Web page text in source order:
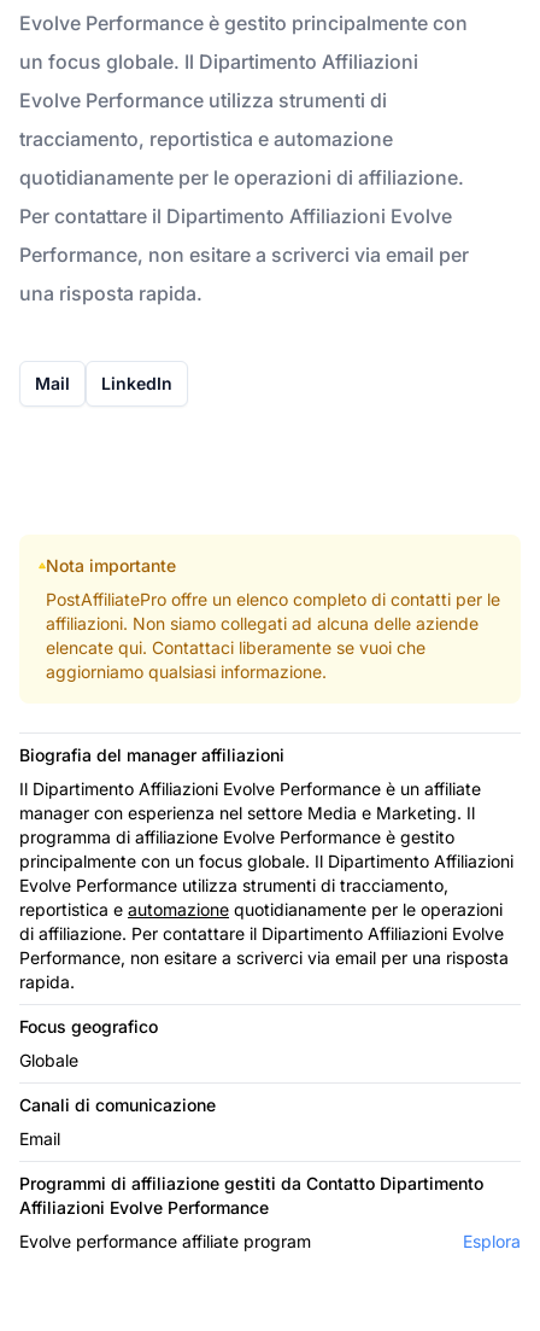
Evolve Performance è gestito principalmente con
un focus globale. Il Dipartimento Affiliazioni
Evolve Performance utilizza strumenti di
tracciamento, reportistica e automazione
quotidianamente per le operazioni di affiliazione.
Per contattare il Dipartimento Affiliazioni Evolve
Performance, non esitare a scriverci via email per
una risposta rapida.
Mail LinkedIn
Nota importante
PostAffiliatePro offre un elenco completo di contatti per le
affiliazioni. Non siamo collegati ad alcuna delle aziende
elencate qui. Contattaci liberamente se vuoi che
aggiorniamo qualsiasi informazione.
Biografia del manager affiliazioni
Il Dipartimento Affiliazioni Evolve Performance è un affiliate
manager con esperienza nel settore Media e Marketing. Il
programma di affiliazione Evolve Performance è gestito
principalmente con un focus globale. Il Dipartimento Affiliazioni
Evolve Performance utilizza strumenti di tracciamento,
reportistica e automazione quotidianamente per le operazioni
di affiliazione. Per contattare il Dipartimento Affiliazioni Evolve
Performance, non esitare a scriverci via email per una risposta
rapida.
Focus geografico
Globale
Canali di comunicazione
Email
Programmi di affiliazione gestiti da Contatto Dipartimento
Affiliazioni Evolve Performance
Evolve performance affiliate program
Esplora